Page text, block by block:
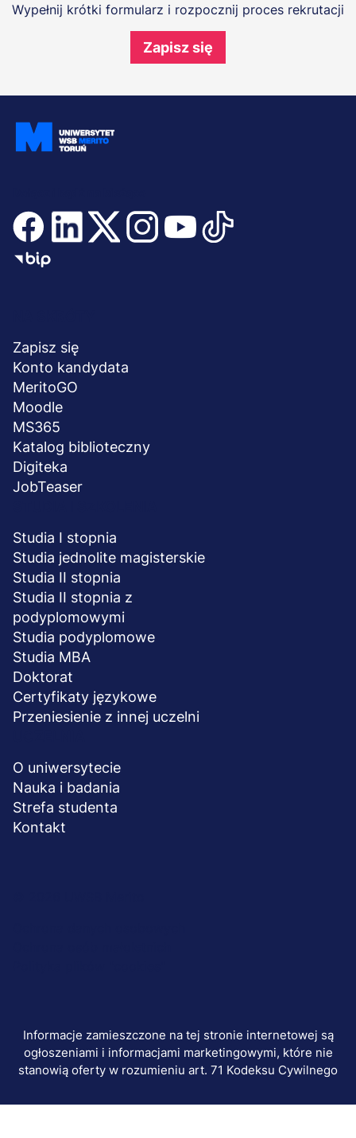
Wypełnij krótki formularz i rozpocznij proces rekrutacji
Zapisz się
stopka
Zapisz się
Konto kandydata
MeritoGO
Moodle
MS365
Katalog biblioteczny
Digiteka
JobTeaser
Studia I stopnia
Studia jednolite magisterskie
Studia II stopnia
Studia II stopnia z
podyplomowymi
Studia podyplomowe
Studia MBA
Doktorat
Certyfikaty językowe
Przeniesienie z innej uczelni
O uniwersytecie
Nauka i badania
Strefa studenta
Kontakt
Informacje zamieszczone na tej stronie internetowej są
ogłoszeniami i informacjami marketingowymi, które nie
stanowią oferty w rozumieniu art. 71 Kodeksu Cywilnego